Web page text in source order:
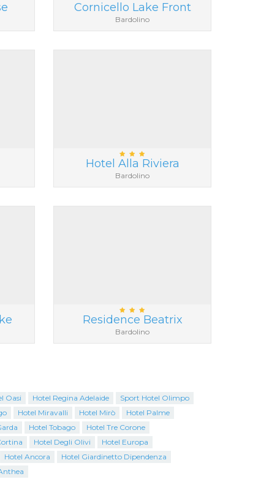
Cornicello Lake Front
Bardolino
Hotel Alla Riviera
Bardolino
Residence Beatrix
Bardolino
Oasi Hotel Regina Adelaide
Sport Hotel Olimpo
Hotel Miravalli Hotel Mirò
Hotel Palme
Hotel Tobago
Hotel Tre Corone
Hotel Degli Olivi
Hotel Europa
Hotel Ancora
Hotel Giardinetto Dipendenza